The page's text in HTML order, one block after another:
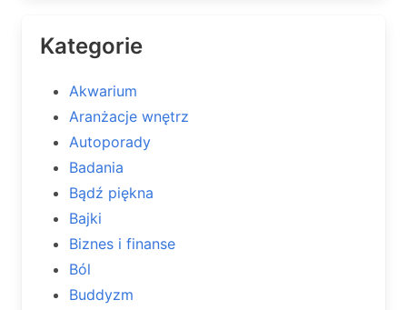
Kategorie
Akwarium
Aranżacje wnętrz
Autoporady
Badania
Bądź piękna
Bajki
Biznes i finanse
Ból
Buddyzm